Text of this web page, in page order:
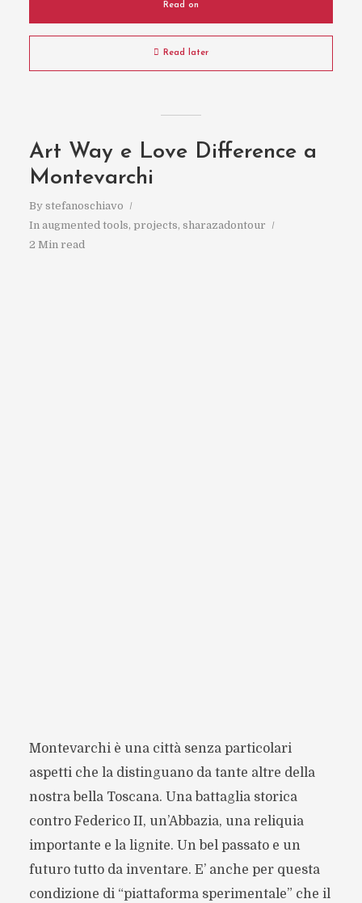
Read on
Read later
Art Way e Love Difference a
Montevarchi
By stefanoschiavo
In augmented tools, projects, sharazadontour
2 Min read
Montevarchi è una città senza particolari
aspetti che la distinguano da tante altre della
nostra bella Toscana. Una battaglia storica
contro Federico II, un’Abbazia, una reliquia
importante e la lignite. Un bel passato e un
futuro tutto da inventare. E’ anche per questa
condizione di “piattaforma sperimentale” che il